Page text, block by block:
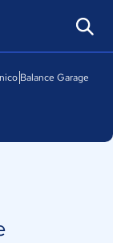
Balance Garage